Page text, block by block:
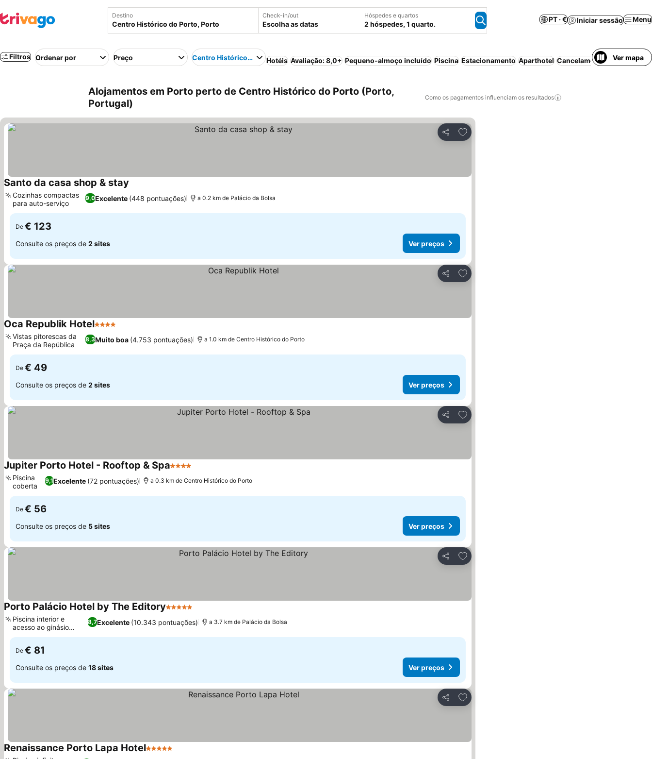
Destino Check-in/out
Escolha as datas
Hóspedes e quartos
2 hóspedes, 1 quarto.
PT · € Iniciar sessão Menu
Filtros Ordenar por Preço Centro Histórico do PortoHotéis Avaliação: 8,0+ Pequeno-almoço incluído Piscina Estacionamento Aparthotel Cancelamento gratuito Ar
Ver mapa
Alojamentos em Porto perto de Centro Histórico do Porto (Porto,
Portugal)
Como os pagamentos influenciam os resultados
Partilhar
Adicionar aos favoritos
Santo da casa shop & stay
9,0Excelente (448 pontuações)
Cozinhas compactas
para auto-serviço
a 0.2 km de Palácio da Bolsa
De € 123
Consulte os preços de 2 sites Ver preços
Partilhar
Adicionar aos favoritos
Oca Republik Hotel4 Estrelas
8,3Muito boa (4.753 pontuações)
Vistas pitorescas da
Praça da República
a 1.0 km de Centro Histórico do Porto
De € 49
Consulte os preços de 2 sites Ver preços
Partilhar
Adicionar aos favoritos
Jupiter Porto Hotel - Rooftop & Spa4 Estrelas
9,1Excelente (72 pontuações)
Piscina
coberta
a 0.3 km de Centro Histórico do Porto
De € 56
Consulte os preços de 5 sites Ver preços
Partilhar
Adicionar aos favoritos
Porto Palácio Hotel by The Editory5 Estrelas
8,7Excelente (10.343 pontuações)
Piscina interior e
acesso ao ginásio
Solinca
a 3.7 km de Palácio da Bolsa
De € 81
Consulte os preços de 18 sites Ver preços
Partilhar
Adicionar aos favoritos
Renaissance Porto Lapa Hotel5 Estrelas